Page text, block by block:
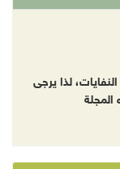
لذا يرجى
المجلة